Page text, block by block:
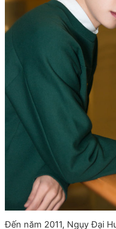
Đến năm 2011, Ngụy Đại